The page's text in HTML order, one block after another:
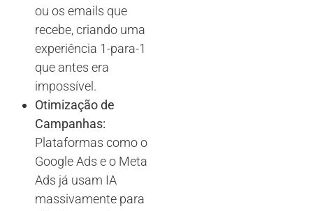
ou os emails que
recebe, criando uma
experiência 1-para-1
que antes era
impossível.
Otimização de
Campanhas:
Plataformas como o
Google Ads e o Meta
Ads já usam IA
massivamente para